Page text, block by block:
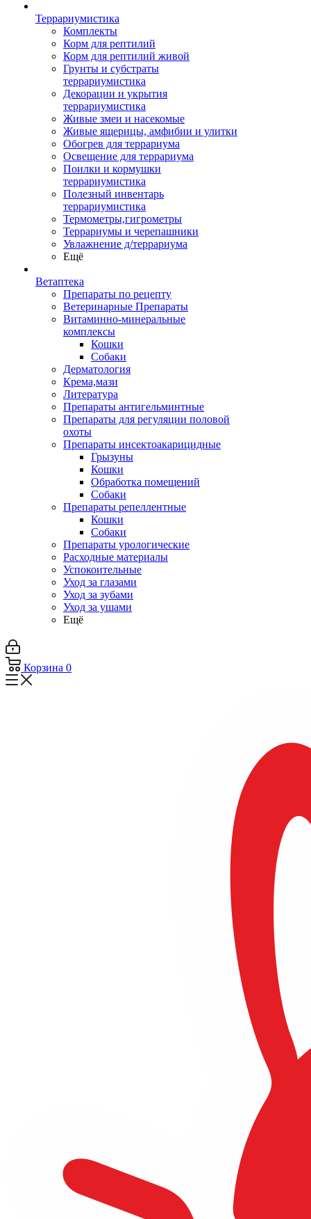
Террариумистика
Комплекты
Корм для рептилий
Корм для рептилий живой
Грунты и субстраты
террариумистика
Декорации и укрытия
террариумистика
Живые змеи и насекомые
Живые ящерицы, амфибии и улитки
Обогрев для террариума
Освещение для террариума
Поилки и кормушки
террариумистика
Полезный инвентарь
террариумистика
Термометры,гигрометры
Террариумы и черепашники
Увлажнение д/террариума
Ещё
Ветаптека
Препараты по рецепту
Ветеринарные Препараты
Витаминно-минеральные
комплексы
Кошки
Собаки
Дерматология
Крема,мази
Литература
Препараты антигельминтные
Препараты для регуляции половой
охоты
Препараты инсектоакарицидные
Грызуны
Кошки
Обработка помещений
Собаки
Препараты репеллентные
Кошки
Собаки
Препараты урологические
Расходные материалы
Успокоительные
Уход за глазами
Уход за зубами
Уход за ушами
Ещё
Корзина 0